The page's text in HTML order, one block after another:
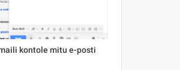
kontole mitu e-posti